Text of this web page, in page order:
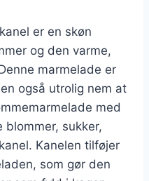
er en skøn
og den varme,
marmelade er
også utrolig nem at
med
blommer, sukker,
Kanelen tilføjer
som gør den